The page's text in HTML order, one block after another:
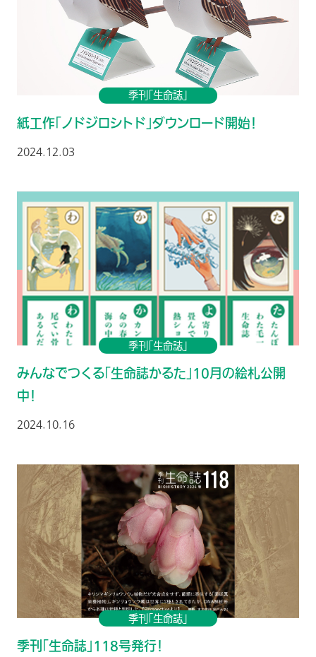
季刊「生命誌」
紙工作「ノドジロシトド」ダウンロード開始！
2024.12.03
季刊「生命誌」
みんなでつくる「生命誌かるた」10月の絵札公開
中！
2024.10.16
季刊「生命誌」
季刊「生命誌」118号発行！